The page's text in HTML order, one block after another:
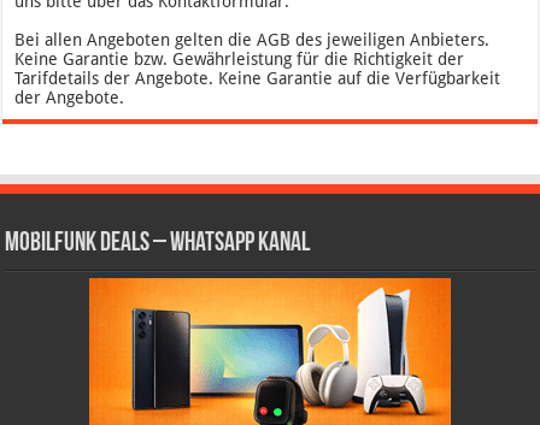
Bei allen Angeboten gelten die AGB des jeweiligen Anbieters.
Keine Garantie bzw. Gewährleistung für die Richtigkeit der
Tarifdetails der Angebote. Keine Garantie auf die Verfügbarkeit
der Angebote.
Mobilfunk Deals – WhatsApp Kanal